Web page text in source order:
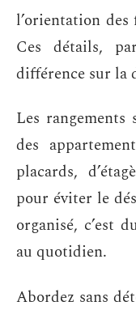
l’orientation
Ces détails,
différence sur la
Les
des
placards,
pour éviter le
organisé, c’est
au quotidien.
Abordez sans